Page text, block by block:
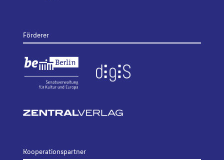
Förderer
Kooperationspartner